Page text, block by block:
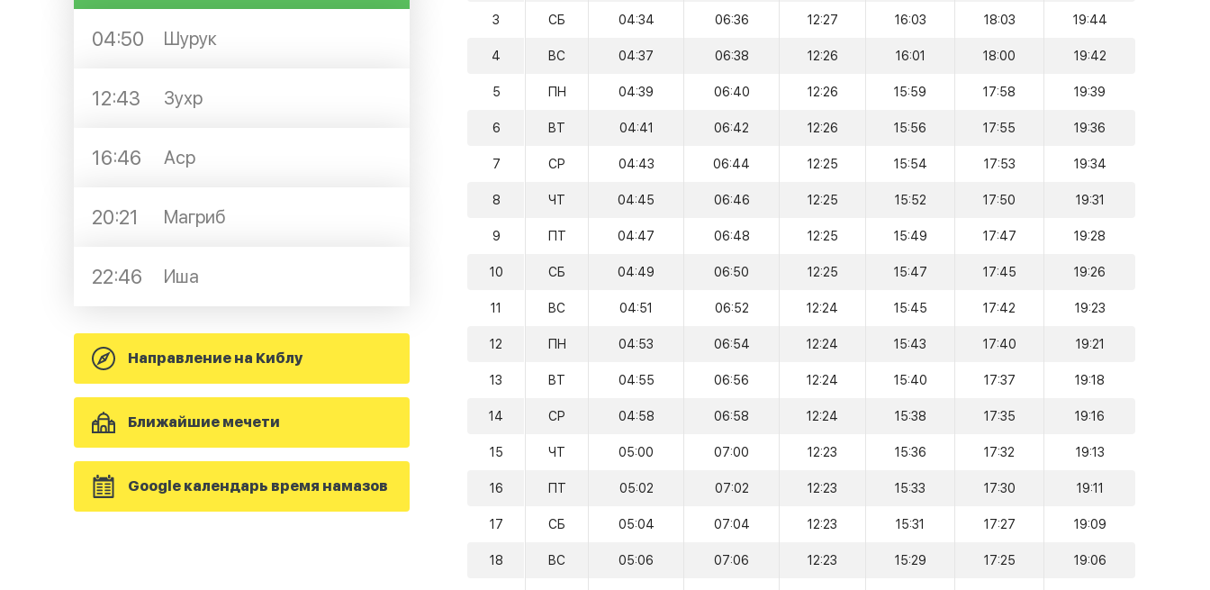
04:50 Шурук
12:43 Зухр
16:46 Аср
20:21 Магриб
22:46 Иша
Направление на Киблу
Ближайшие мечети
Google календарь время намазов
3 СБ 04:34 06:36 12:27 16:03 18:03 19:44
4 ВС 04:37 06:38 12:26 16:01 18:00 19:42
5 ПН 04:39 06:40 12:26 15:59 17:58 19:39
6 ВТ 04:41 06:42 12:26 15:56 17:55 19:36
7 СР 04:43 06:44 12:25 15:54 17:53 19:34
8 ЧТ 04:45 06:46 12:25 15:52 17:50 19:31
9 ПТ 04:47 06:48 12:25 15:49 17:47 19:28
10 СБ 04:49 06:50 12:25 15:47 17:45 19:26
11 ВС 04:51 06:52 12:24 15:45 17:42 19:23
12 ПН 04:53 06:54 12:24 15:43 17:40 19:21
13 ВТ 04:55 06:56 12:24 15:40 17:37 19:18
14 СР 04:58 06:58 12:24 15:38 17:35 19:16
15 ЧТ 05:00 07:00 12:23 15:36 17:32 19:13
16 ПТ 05:02 07:02 12:23 15:33 17:30 19:11
17 СБ 05:04 07:04 12:23 15:31 17:27 19:09
18 ВС 05:06 07:06 12:23 15:29 17:25 19:06